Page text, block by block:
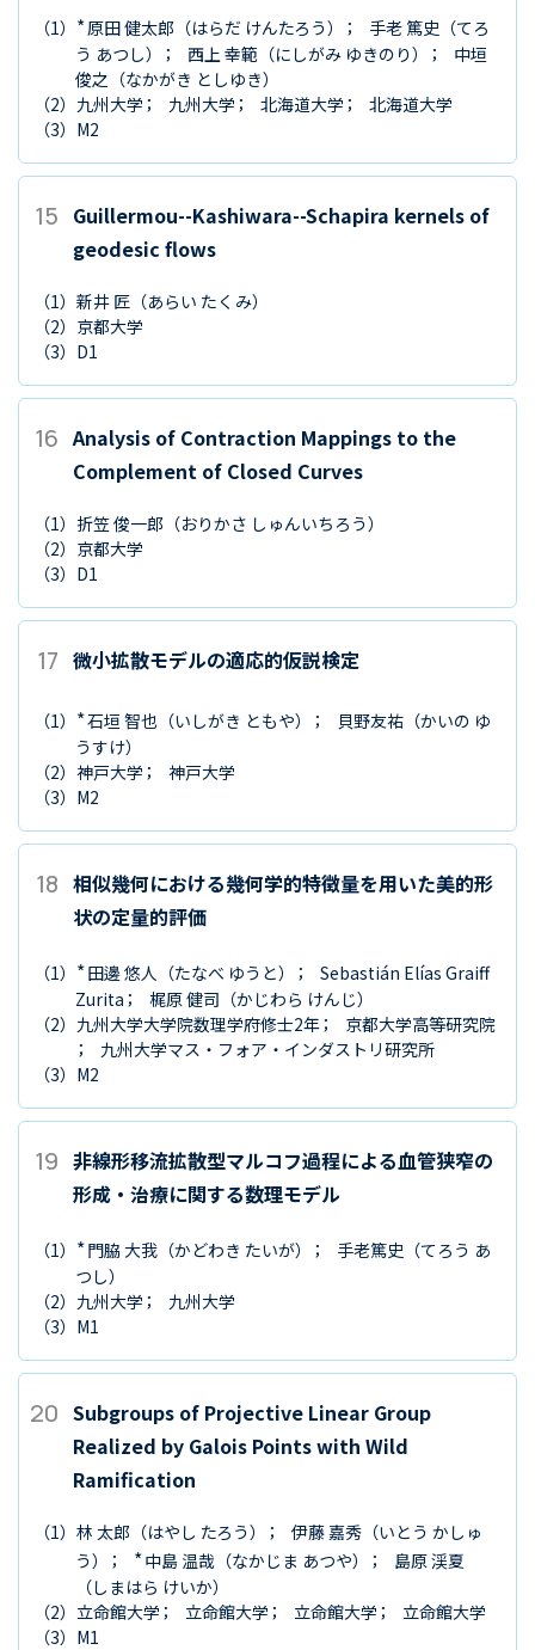
（1） *原田 健太郎 （はらだ けんたろう） 手老 篤史 （てろ
う あつし）
西上 幸範 （にしがみ ゆきのり）
中垣
俊之 （なかがき としゆき）
（2） 九州大学 九州大学 北海道大学
北海道大学
（3） M2
15 Guillermou--Kashiwara--Schapira kernels of
geodesic flows
（1） 新井 匠 （あらい たくみ）
（2） 京都大学
（3） D1
16 Analysis of Contraction Mappings to the
Complement of Closed Curves
（1） 折笠 俊一郎 （おりかさ しゅんいちろう）
（2） 京都大学
（3） D1
17 微小拡散モデルの適応的仮説検定
（1） *石垣 智也 （いしがき ともや） 貝野友祐 （かいの ゆ
うすけ）
（2） 神戸大学
神戸大学
（3） M2
18 相似幾何における幾何学的特徴量を用いた美的形
状の定量的評価
（1） *田邊 悠人 （たなべ ゆうと）
Sebastián Elías Graiff
Zurita
梶原 健司 （かじわら けんじ）
（2） 九州大学大学院数理学府修士2年
京都大学高等研究院
九州大学マス・フォア・インダストリ研究所
（3） M2
19 非線形移流拡散型マルコフ過程による血管狭窄の
形成・治療に関する数理モデル
（1） *門脇 大我 （かどわき たいが） 手老篤史 （てろう あ
つし）
（2） 九州大学
九州大学
（3） M1
20 Subgroups of Projective Linear Group
Realized by Galois Points with Wild
Ramification
（1） 林 太郎 （はやし たろう） 伊藤 嘉秀 （いとう かしゅ
う）
*中島 温哉 （なかじま あつや）
島原 渓夏
（しまはら けいか）
（2） 立命館大学 立命館大学 立命館大学
立命館大学
（3） M1